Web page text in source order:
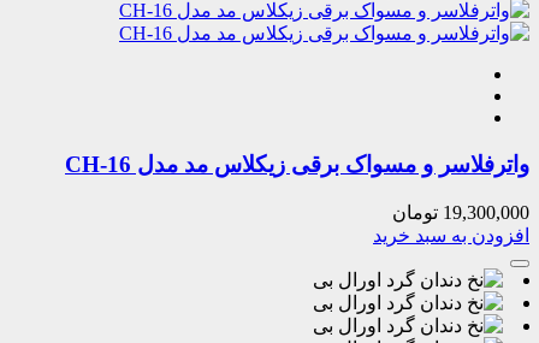
واترفلاسر و مسواک برقی زیکلاس مد مدل CH-16
19,300,000 تومان
افزودن به سبد خرید